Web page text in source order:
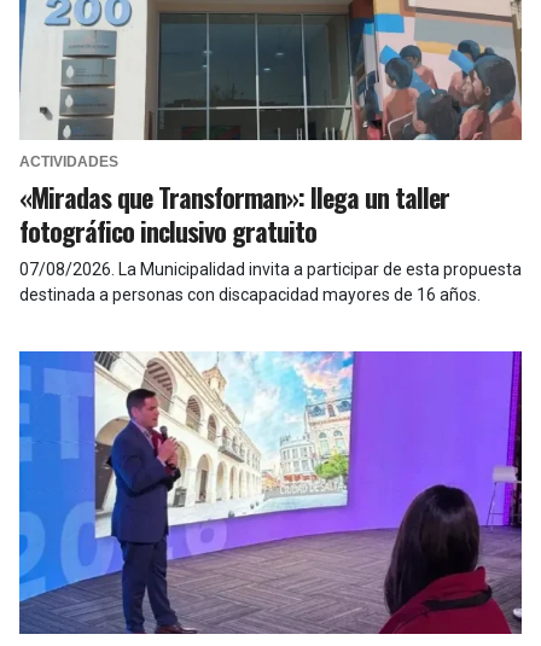
ACTIVIDADES
«Miradas que Transforman»: llega un taller
fotográfico inclusivo gratuito
07/08/2026 La Municipalidad invita a participar de esta propuesta
destinada a personas con discapacidad mayores de 16 años.